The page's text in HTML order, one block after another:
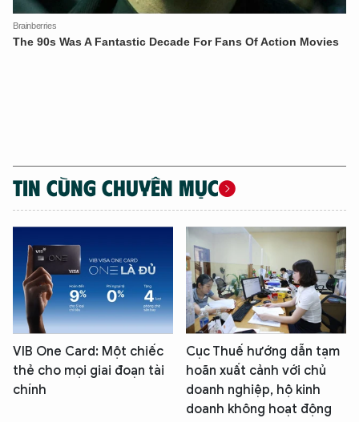
TIN CÙNG CHUYÊN MỤC
VIB One Card: Một chiếc
thẻ cho mọi giai đoạn tài
chính
Cục Thuế hướng dẫn tạm
hoãn xuất cảnh với chủ
doanh nghiệp, hộ kinh
doanh không hoạt động